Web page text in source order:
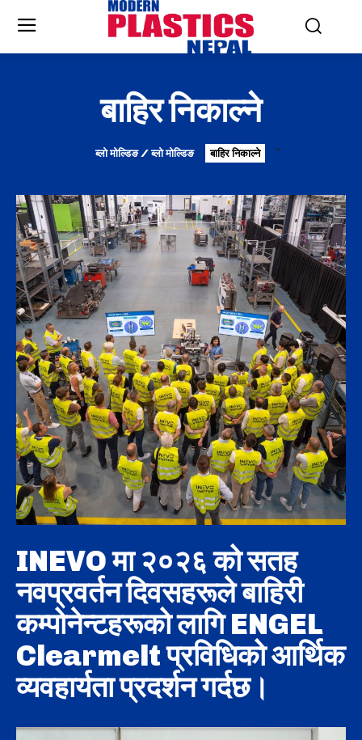
बाहिर निकाल्ने
ब्लो मोल्डिङ / ब्लो मोल्डिङ बाहिर निकाल्ने
INEVO मा २०२६ को सतह
नवप्रवर्तन दिवसहरूले बाहिरी
कम्पोनेन्टहरूको लागि ENGEL
Clearmelt प्रविधिको आर्थिक
व्यवहार्यता प्रदर्शन गर्दछ।